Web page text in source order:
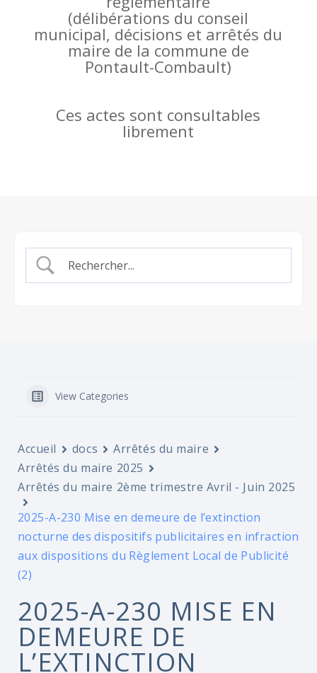
(délibérations du conseil
municipal, décisions et arrêtés du
maire de la commune de
Pontault-Combault)
Ces actes sont consultables
librement
View Categories
Accueil docs
Arrêtés du maire
Arrêtés du maire 2025
Arrêtés du maire 2ème trimestre Avril - Juin 2025
2025-A-230 Mise en demeure de l’extinction
nocturne des dispositifs publicitaires en infraction
aux dispositions du Règlement Local de Publicité
(2)
2025-A-230 MISE EN
DEMEURE DE
L’EXTINCTION